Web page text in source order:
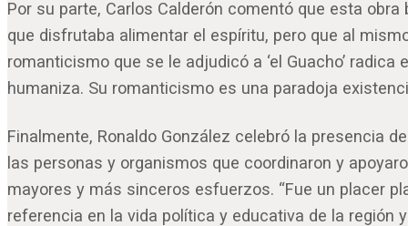
Por su parte, Carlos Calderón comentó que esta
que disfrutaba alimentar el espíritu, pero que al
romanticismo que se le adjudicó a ‘el Guacho’
humaniza. Su romanticismo es una paradoja
Finalmente, Ronaldo González celebró la presencia
las personas y organismos que coordinaron y
mayores y más sinceros esfuerzos. “Fue un placer
referencia en la vida política y educativa de la región